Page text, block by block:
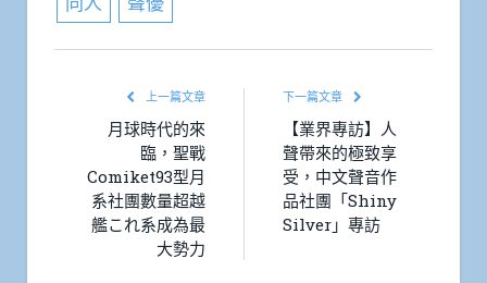
上一篇文章
月球時代的來
臨，聖戰
Comiket93型月
系社團數量超越
艦これ系成為最
大勢力
下一篇文章
【業界專訪】人
聲帶來的極致享
受，中文聲音作
品社團「Shiny
Silver」專訪